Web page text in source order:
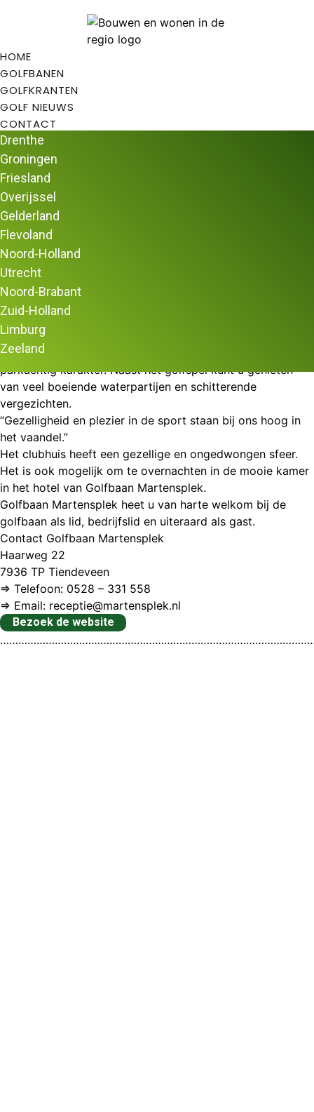
HOME
GOLFBANEN
GOLFKRANTEN
GOLF NIEUWS
CONTACT
Drenthe
Groningen
Friesland
Overijssel
Gelderland
Flevoland
Noord-Holland
Utrecht
Noord-Brabant
Zuid-Holland
Limburg
Zeeland
Home/Golfbanen
Martensplek
Golfbaan Martensplek
Golfbaan Martensplek
Golfbaan Martensplek
Deze laagdrempelige golfbaan biedt vele golfliefhebbers
al sinds 1991 sportieve en gezellige golfrondes, in een
perfecte, natuurlijke omgeving. De baan wordt omgeven
door het natuurgebied de Goudplevier en heeft een
parkachtig karakter. Naast het golfspel kunt u genieten
van veel boeiende waterpartijen en schitterende
vergezichten.
“Gezelligheid en plezier in de sport staan bij ons hoog in
het vaandel.”
Het clubhuis heeft een gezellige en ongedwongen sfeer.
Het is ook mogelijk om te overnachten in de mooie kamer
in het hotel van Golfbaan Martensplek.
Golfbaan Martensplek heet u van harte welkom bij de
golfbaan als lid, bedrijfslid en uiteraard als gast.
Contact Golfbaan Martensplek
Haarweg 22
7936 TP Tiendeveen
⇒ Telefoon: 0528 – 331 558
⇒ Email: receptie@martensplek.nl
Bezoek de website